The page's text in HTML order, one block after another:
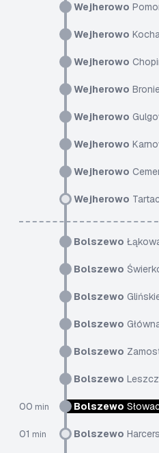
Wejherowo
Wejherowo
Wejherowo
Wejherowo
Wejherowo
Wejherowo
Wejherowo
Wejherowo
Bolszewo
Bolszewo
Bolszewo
Bolszewo
Bolszewo
Bolszewo
00 min Bolszewo
01 min Bolszewo